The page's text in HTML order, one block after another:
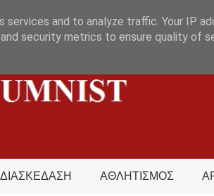
ΑΘΛΗΤΙΣΜΟΣ
and to analyze traffic. Your IP
security metrics to ensure quality of